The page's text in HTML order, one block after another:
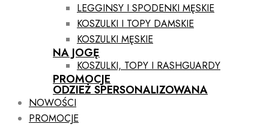
LEGGINSY I SPODENKI MĘSKIE
KOSZULKI I TOPY DAMSKIE
KOSZULKI MĘSKIE
NA JOGĘ
KOSZULKI, TOPY I RASHGUARDY
PROMOCJE
ODZIEŻ SPERSONALIZOWANA
NOWOŚCI
PROMOCJE